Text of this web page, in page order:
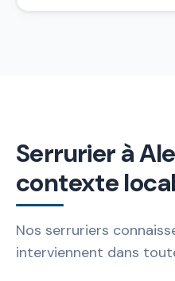
Serrurier à
contexte local
Nos serruriers
interviennent dans